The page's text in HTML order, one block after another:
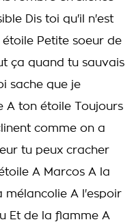
Dis toi qu'il n'est
Petite soeur de
ça quand tu sauvais
sache que je
A ton étoile Toujours
comme on a
tu peux cracher
A Marcos A la
mélancolie A l'espoir
Et de la flamme A